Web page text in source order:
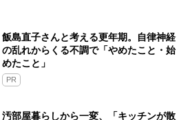
飯島直子さんと考える更年期。自律神経
の乱れからくる不調で「やめたこと・始
めたこと」
PR
汚部屋暮らしから一変、「キッチンが散